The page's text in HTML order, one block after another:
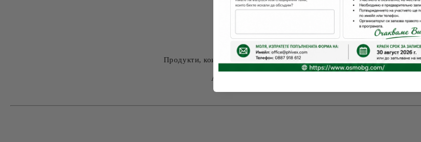
*3058 топ ойл 1бр *0,5лт
*малък валяк 10 см – 1 бр
*Почистващ препарат 8026- 1 бр. *0,5 лт
Продукти, които поотделно биха стрували значително повече,
А цената? Самостоятелно на цена евро . За Вас -